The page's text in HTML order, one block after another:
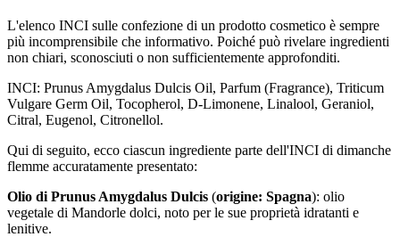
L'elenco INCI sulle confezione di un prodotto cosmetico è sempre
più incomprensibile che informativo. Poiché può rivelare ingredienti
non chiari, sconosciuti o non sufficientemente approfonditi.
INCI: Prunus Amygdalus Dulcis Oil, Parfum (Fragrance), Triticum
Vulgare Germ Oil, Tocopherol, D-Limonene, Linalool, Geraniol,
Citral, Eugenol, Citronellol.
Qui di seguito, ecco ciascun ingrediente parte dell'INCI di dimanche
flemme accuratamente presentato:
Olio di Prunus Amygdalus Dulcis (origine: Spagna): olio
vegetale di Mandorle dolci, noto per le sue proprietà idratanti e
lenitive.